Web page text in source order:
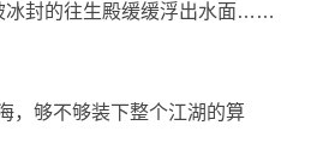
冰封的往生殿缓缓浮出水面……
，够不够装下整个江湖的算